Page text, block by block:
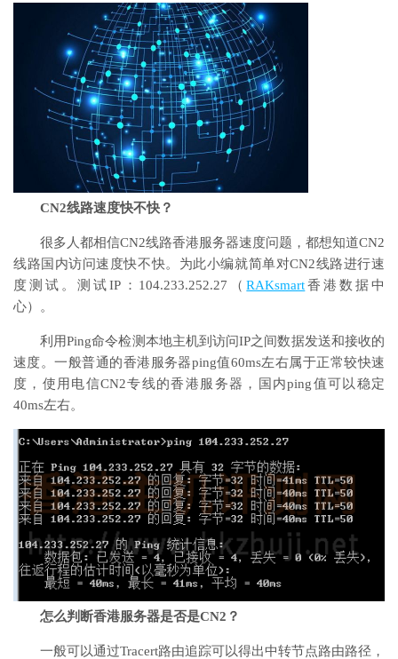
CN2线路速度快不快？
很多人都相信CN2线路香港服务器速度问题，都想知道CN2
线路国内访问速度快不快。为此小编就简单对CN2线路进行速
度测试。测试IP：104.233.252.27 （RAKsmart香港数据中
心）。
利用Ping命令检测本地主机到访问IP之间数据发送和接收的
速度。一般普通的香港服务器ping值60ms左右属于正常较快速
度，使用电信CN2专线的香港服务器，国内ping值可以稳定
40ms左右。
怎么判断香港服务器是否是CN2？
一般可以通过Tracert路由追踪可以得出中转节点路由路径，